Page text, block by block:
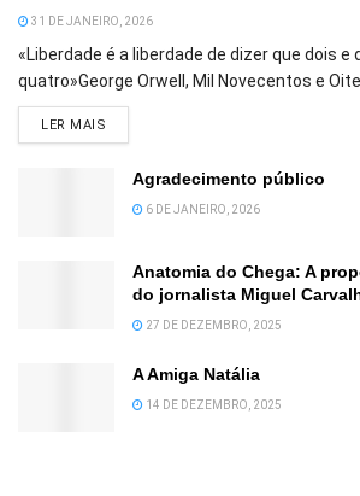
31 DE JANEIRO, 2026
«Liberdade é a liberdade de dizer que dois e
quatro»George Orwell, Mil Novecentos e
LER MAIS
Agradecimento público
6 DE JANEIRO, 2026
Anatomia do Chega: A
do jornalista Miguel
27 DE DEZEMBRO, 2025
A Amiga Natália
14 DE DEZEMBRO, 2025